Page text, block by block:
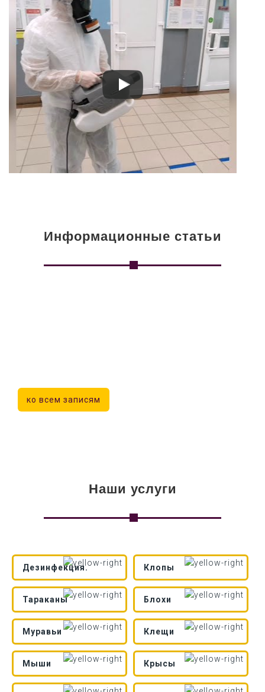
Информационные статьи
ко всем записям
Наши услуги
Дезинфекция. Клопы
Тараканы Блохи
Муравьи Клещи
Мыши Крысы